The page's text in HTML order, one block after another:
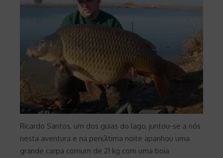
Ricardo Santos, um dos guias do lago, juntou-se a nós
nesta aventura e na penúltima noite apanhou uma
grande carpa comum de 21 kg com uma boia